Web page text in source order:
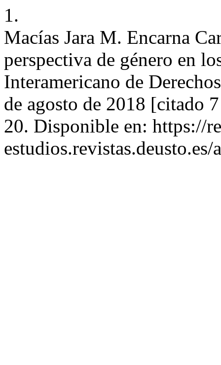
1.
Macías Jara M. Encarna
perspectiva de género en
Interamericano de
de agosto de 2018 [citado
20. Disponible en: https://